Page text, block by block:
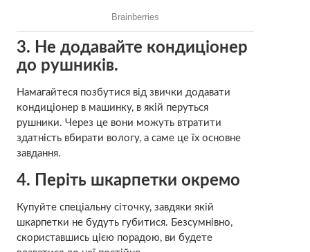
3. Не додавайте кондиціонер
до рушників.
Намагайтеся позбутися від звички додавати
кондиціонер в машинку, в якій перуться
рушники. Через це вони можуть втратити
здатність вбирати вологу, а саме це їх основне
завдання.
4. Періть шкарпетки окремо
Купуйте спеціальну сіточку, завдяки якій
шкарпетки не будуть губитися. Безсумнівно,
скориставшись цією порадою, ви будете